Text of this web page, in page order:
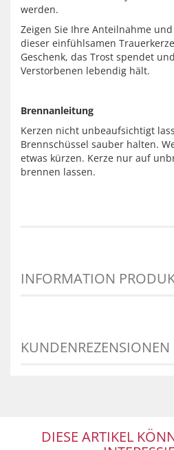
werden.
Zeigen Sie Ihre Anteilnahme
dieser einfühlsamen
Geschenk, das Trost spendet
Verstorbenen lebendig hält.
Brennanleitung
Kerzen nicht unbeaufsichtigt
Brennschüssel sauber halten.
etwas kürzen. Kerze nur auf
brennen lassen.
INFORMATION
KUNDENREZENSIONEN
DIESE ARTIKEL